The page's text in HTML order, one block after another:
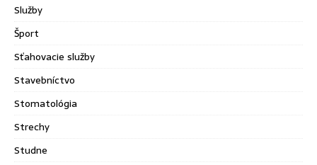
Služby
Šport
Sťahovacie služby
Stavebníctvo
Stomatológia
Strechy
Studne